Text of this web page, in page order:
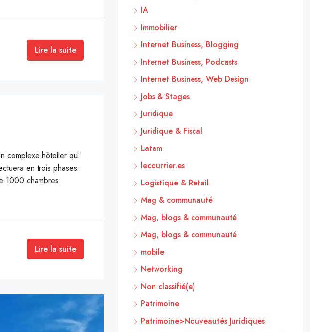
Lire la suite
complexe hôtelier qui
en trois phases.
1000 chambres.
Lire la suite
IA
Immobilier
Internet Business, Blogging
Internet Business, Podcasts
Internet Business, Web Design
Jobs & Stages
Juridique
Juridique & Fiscal
Latam
lecourrier.es
Logistique & Retail
Mag & communauté
Mag, blogs & communauté
Mag, blogs & communauté
mobile
Networking
Non classifié(e)
Patrimoine
Patrimoine>Nouveautés Juridiques